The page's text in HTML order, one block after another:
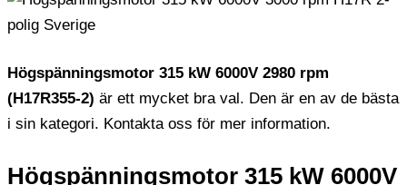
Högspänningsmotor 315 kW 6000V 2980 rpm
(H17R355-2) är ett mycket bra val. Den är en av de bästa
i sin kategori. Kontakta oss för mer information.
Högspänningsmotor 315 kW 6000V